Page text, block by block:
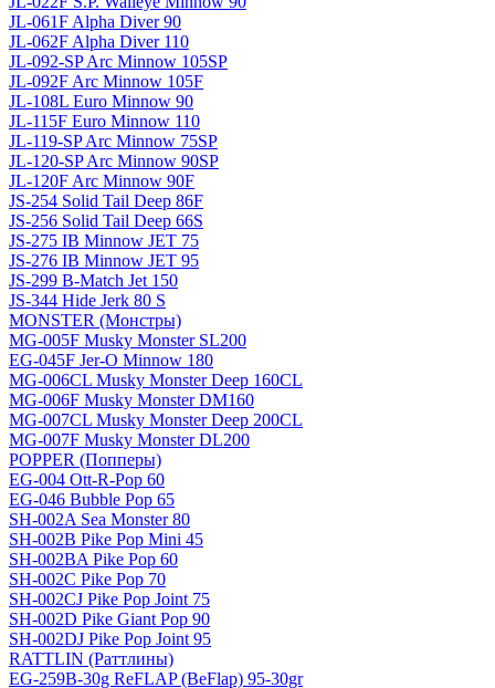
JL-061F Alpha Diver 90
JL-062F Alpha Diver 110
JL-092-SP Arc Minnow 105SP
JL-092F Arc Minnow 105F
JL-108L Euro Minnow 90
JL-115F Euro Minnow 110
JL-119-SP Arc Minnow 75SP
JL-120-SP Arc Minnow 90SP
JL-120F Arc Minnow 90F
JS-254 Solid Tail Deep 86F
JS-256 Solid Tail Deep 66S
JS-275 IB Minnow JET 75
JS-276 IB Minnow JET 95
JS-299 B-Match Jet 150
JS-344 Hide Jerk 80 S
MONSTER (Монстры)
MG-005F Musky Monster SL200
EG-045F Jer-O Minnow 180
MG-006CL Musky Monster Deep 160CL
MG-006F Musky Monster DM160
MG-007CL Musky Monster Deep 200CL
MG-007F Musky Monster DL200
POPPER (Попперы)
EG-004 Ott-R-Pop 60
EG-046 Bubble Pop 65
SH-002A Sea Monster 80
SH-002B Pike Pop Mini 45
SH-002BA Pike Pop 60
SH-002C Pike Pop 70
SH-002CJ Pike Pop Joint 75
SH-002D Pike Giant Pop 90
SH-002DJ Pike Pop Joint 95
RATTLIN (Раттлины)
EG-259B-30g ReFLAP (BeFlap) 95-30gr